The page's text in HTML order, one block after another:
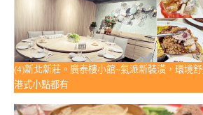
(4)新北新莊。廣泰樓小館~氣派新裝潢，環境
港式小點都有